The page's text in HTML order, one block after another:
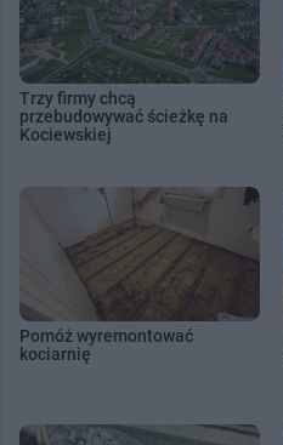
Trzy firmy chcą
przebudowywać ścieżkę na
Kociewskiej
Pomóż wyremontować
kociarnię